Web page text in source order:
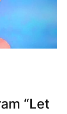
“Let